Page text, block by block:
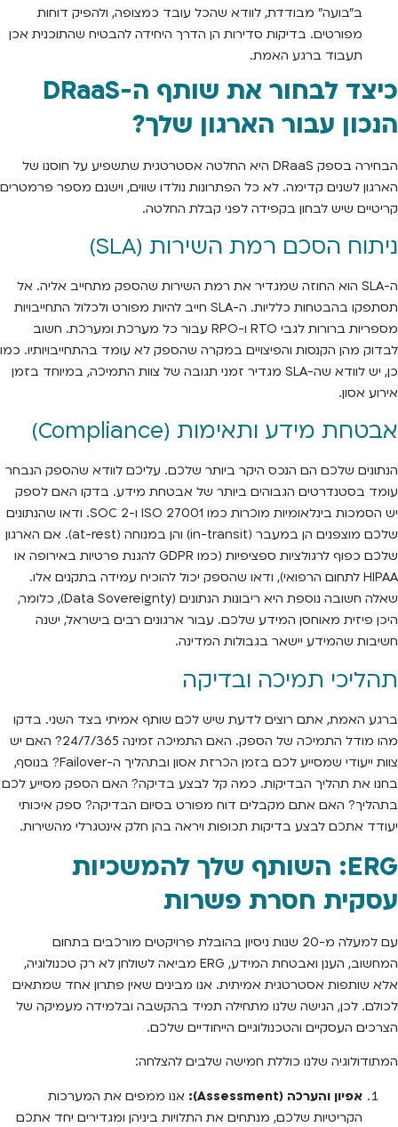
ב"בועה" מבודדת, לוודא שהכל עובד כמצופה, ולהפיק דוחות
מפורטים. בדיקות סדירות הן הדרך היחידה להבטיח שהתוכנית אכן
תעבוד ברגע האמת.
כיצד לבחור את שותף ה-DRaaS
הנכון עבור הארגון שלך?
הבחירה בספק DRaaS היא החלטה אסטרטגית שתשפיע על חוסנו של
הארגון לשנים קדימה. לא כל הפתרונות נולדו שווים, וישנם מספר פרמטרים
קריטיים שיש לבחון בקפידה לפני קבלת החלטה.
ניתוח הסכם רמת השירות (SLA)
ה-SLA הוא החוזה שמגדיר את רמת השירות שהספק מתחייב אליה. אל
תסתפקו בהבטחות כלליות. ה-SLA חייב להיות מפורט ולכלול התחייבויות
מספריות ברורות לגבי RTO ו-RPO עבור כל מערכת ומערכת. חשוב
לבדוק מהן הקנסות והפיצויים במקרה שהספק לא עומד בהתחייבויותיו. כמו
כן, יש לוודא שה-SLA מגדיר זמני תגובה של צוות התמיכה, במיוחד בזמן
אירוע אסון.
אבטחת מידע ותאימות (Compliance)
הנתונים שלכם הם הנכס היקר ביותר שלכם. עליכם לוודא שהספק הנבחר
עומד בסטנדרטים הגבוהים ביותר של אבטחת מידע. בדקו האם לספק
יש הסמכות בינלאומיות מוכרות כמו ISO 27001 ו-SOC 2. ודאו שהנתונים
שלכם מוצפנים הן במעבר (in-transit) והן במנוחה (at-rest). אם הארגון
שלכם כפוף לרגולציות ספציפיות (כמו GDPR להגנת פרטיות באירופה או
HIPAA לתחום הרפואי), ודאו שהספק יכול להוכיח עמידה בתקנים אלו.
שאלה חשובה נוספת היא ריבונות הנתונים (Data Sovereignty), כלומר,
היכן פיזית מאוחסן המידע שלכם. עבור ארגונים רבים בישראל, ישנה
חשיבות שהמידע יישאר בגבולות המדינה.
תהליכי תמיכה ובדיקה
ברגע האמת, אתם רוצים לדעת שיש לכם שותף אמיתי בצד השני. בדקו
מהו מודל התמיכה של הספק. האם התמיכה זמינה 24/7/365? האם יש
צוות ייעודי שמסייע לכם בזמן הכרזת אסון ובתהליך ה-Failover? בנוסף,
בחנו את תהליך הבדיקות. כמה קל לבצע בדיקה? האם הספק מסייע לכם
בתהליך? האם אתם מקבלים דוח מפורט בסיום הבדיקה? ספק איכותי
יעודד אתכם לבצע בדיקות תכופות ויראה בהן חלק אינטגרלי מהשירות.
ERG: השותף שלך להמשכיות
עסקית חסרת פשרות
עם למעלה מ-20 שנות ניסיון בהובלת פרויקטים מורכבים בתחום
המחשוב, הענן ואבטחת המידע, ERG מביאה לשולחן לא רק טכנולוגיה,
אלא שותפות אסטרטגית אמיתית. אנו מבינים שאין פתרון אחד שמתאים
לכולם. לכן, הגישה שלנו מתחילה תמיד בהקשבה ובלמידה מעמיקה של
הצרכים העסקיים והטכנולוגיים הייחודיים שלכם.
המתודולוגיה שלנו כוללת חמישה שלבים להצלחה:
אפיון והערכה (Assessment):
אנו ממפים את המערכות
הקריטיות שלכם, מנתחים את התלויות ביניהן ומגדירים יחד אתכם